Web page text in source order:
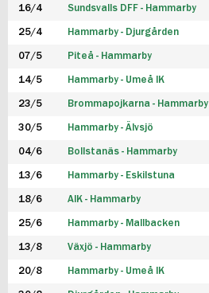
16/4 Sundsvalls DFF - Hammarby
25/4 Hammarby - Djurgården
07/5 Piteå - Hammarby
14/5 Hammarby - Umeå IK
23/5 Brommapojkarna - Hammarby
30/5 Hammarby - Älvsjö
04/6 Bollstanäs - Hammarby
13/6 Hammarby - Eskilstuna
18/6 AIK - Hammarby
25/6 Hammarby - Mallbacken
13/8 Växjö - Hammarby
20/8 Hammarby - Umeå IK